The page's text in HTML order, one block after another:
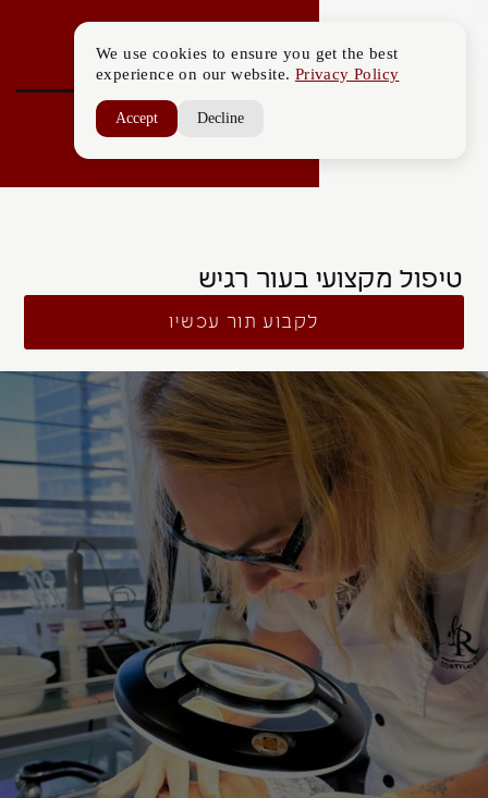
לקבוע תור עכשיו
טיפול מקצועי בעור רגיש
We use cookies to ensure you get the best
experience on our website. Privacy Policy
Accept Decline